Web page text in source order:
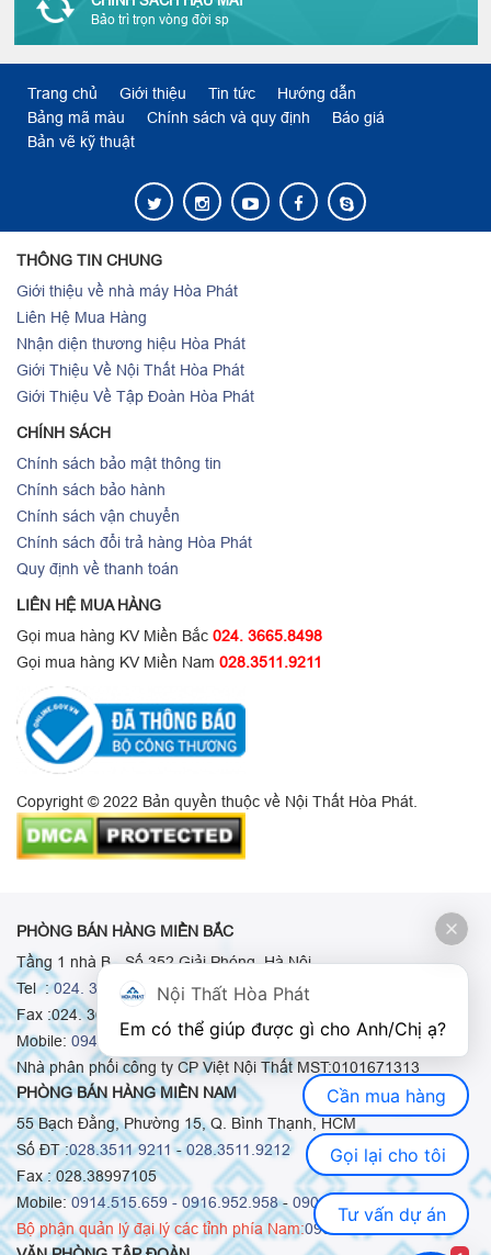
Bảo trì trọn vòng đời sp
Trang chủ Giới thiệu Tin tức
Hướng dẫn
Bảng mã màu
Chính sách và quy định
Báo giá
Bản vẽ kỹ thuật
THÔNG TIN CHUNG
Giới thiệu về nhà máy Hòa Phát
Liên Hệ Mua Hàng
Nhận diện thương hiệu Hòa Phát
Giới Thiệu Về Nội Thất Hòa Phát
Giới Thiệu Về Tập Đoàn Hòa Phát
CHÍNH SÁCH
Chính sách bảo mật thông tin
Chính sách bảo hành
Chính sách vận chuyển
Chính sách đổi trả hàng Hòa Phát
Quy định về thanh toán
LIÊN HỆ MUA HÀNG
Gọi mua hàng KV Miền Bắc 024. 3665.8498
Gọi mua hàng KV Miền Nam 028.3511.9211
Copyright © 2022 Bản quyền thuộc về Nội Thất Hòa Phát.
PHÒNG BÁN HÀNG MIỀN BẮC
Tầng 1 nhà B - Số 352 Giải Phóng, Hà Nội
Tel :024. 3665 8498-024. 3665 8966-024. 3665 8993
Fax :024. 3664.9379
Mobile: 0948.511.555- 0973.375.668- 0942.155.688
Nhà phân phối công ty CP Việt Nội Thất MST:0101671313
PHÒNG BÁN HÀNG MIỀN NAM
55 Bạch Đằng, Phường 15, Q. Bình Thạnh, HCM
Số ĐT :028.3511 9211-028.3511.9212
Fax : 028.38997105
Mobile:0914.515.659 -0916.952.958- 0903.331.921
Bộ phận quản lý đại lý các tỉnh phía Nam:0903.331.921
Nội Thất Hòa Phát
Cần mua hàng
Gọi lại cho tôi
Tư vấn dự án